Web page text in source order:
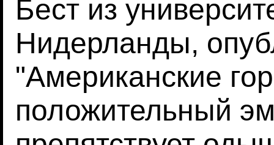
Бест из
Нидерланды,
"Американские
положительный